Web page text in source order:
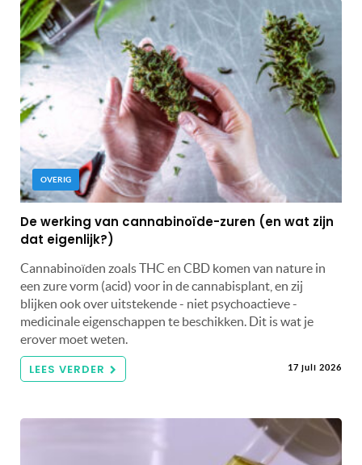
OVERIG
De werking van cannabinoïde-zuren (en wat zijn
dat eigenlijk?)
Cannabinoïden zoals THC en CBD komen van nature in
een zure vorm (acid) voor in de cannabisplant, en zij
blijken ook over uitstekende - niet psychoactieve -
medicinale eigenschappen te beschikken. Dit is wat je
erover moet weten.
LEES VERDER 17 juli 2026